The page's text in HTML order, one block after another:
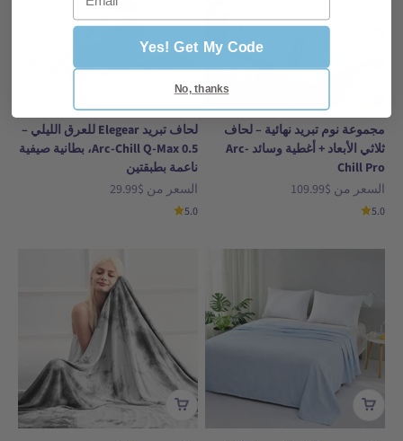
مجموعة نوم تبريد نهائية – لحاف
ثلاثي الأبعاد + أغطية وسائد Arc-
Chill Pro
السعر بعد الخصم
السعر من $109.99
5.0
لحاف تبريد Elegear للعرق الليلي –
Arc-Chill Q-Max 0.5، بطانية صيفية
ناعمة بطبقتين
السعر بعد الخصم
السعر من $29.99
5.0
Yes! Get My Code
No, thanks